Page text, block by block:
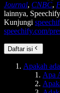
Journal, CNBC,
lainnya,
Kunjungi
speechify.com/
Daftar isi
Apakah
Apa